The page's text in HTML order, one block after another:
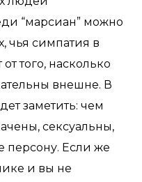
“марсиан” можно
чья симпатия в
того, насколько
внешне. В
заметить: чем
сексуальны,
персону. Если же
и вы не